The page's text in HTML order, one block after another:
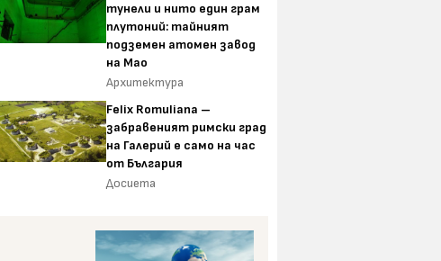
тунели и нито един грам
плутоний: тайният
подземен атомен завод
на Мао
Архитектура
Felix Romuliana –
забравеният римски град
на Галерий е само на час
от България
Досиета